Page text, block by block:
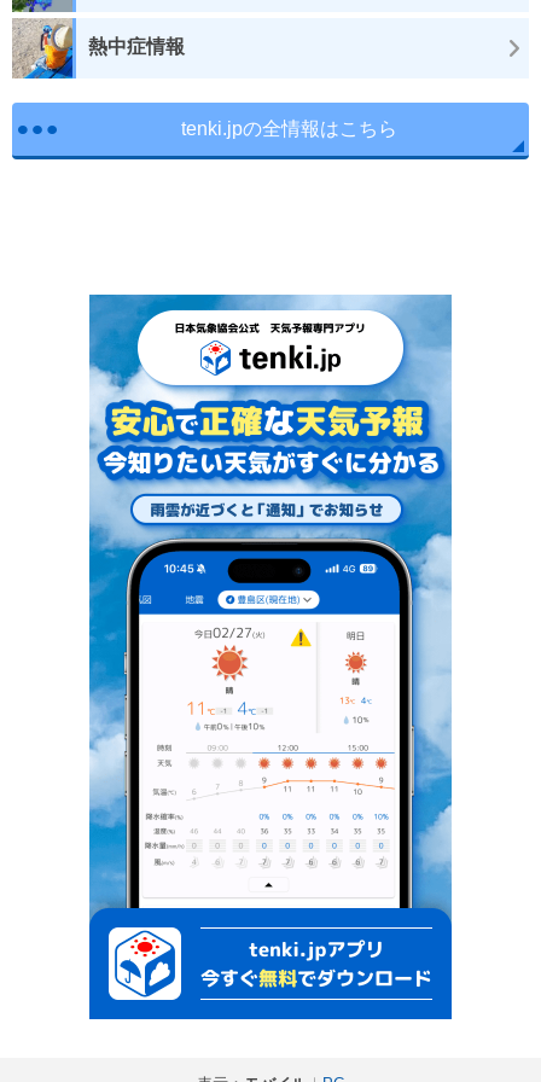
熱中症情報
tenki.jpの全情報はこちら